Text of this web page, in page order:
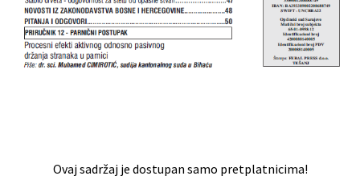
Ovaj sadržaj je dostupan samo pretplatnicima!